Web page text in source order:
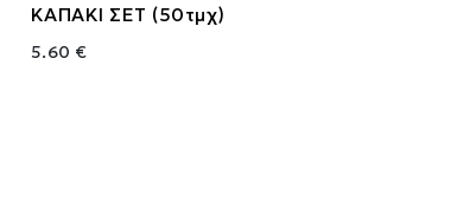
KAΠΑΚΙ ΣΕΤ (50τμχ)
5.60 €